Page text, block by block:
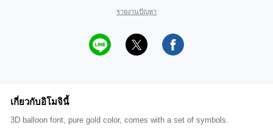
รายงานปัญหา
เกี่ยวกับอิโมจินี้
3D balloon font, pure gold color, comes with a set of symbols.